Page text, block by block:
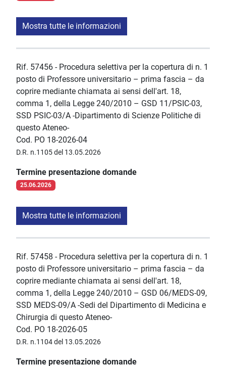
Mostra tutte le informazioni
Rif. 57456 - Procedura selettiva per la copertura di n. 1
posto di Professore universitario – prima fascia – da
coprire mediante chiamata ai sensi dell'art. 18,
comma 1, della Legge 240/2010 – GSD 11/PSIC-03,
SSD PSIC-03/A -Dipartimento di Scienze Politiche di
questo Ateneo-
Cod. PO 18-2026-04
D.R. n.1105 del 13.05.2026
Termine presentazione domande
25.06.2026
Mostra tutte le informazioni
Rif. 57458 - Procedura selettiva per la copertura di n. 1
posto di Professore universitario – prima fascia – da
coprire mediante chiamata ai sensi dell'art. 18,
comma 1, della Legge 240/2010 – GSD 06/MEDS-09,
SSD MEDS-09/A -Sedi del Dipartimento di Medicina e
Chirurgia di questo Ateneo-
Cod. PO 18-2026-05
D.R. n.1104 del 13.05.2026
Termine presentazione domande